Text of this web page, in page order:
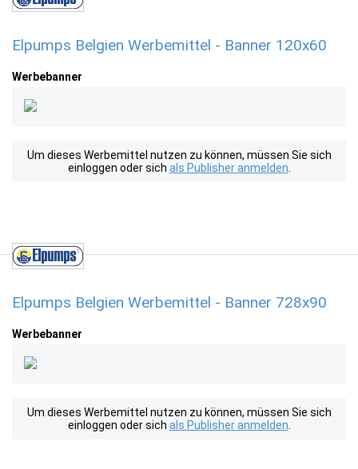
Elpumps Belgien Werbemittel - Banner 120x60
Werbebanner
Um dieses Werbemittel nutzen zu können, müssen Sie sich
einloggen oder sich als Publisher anmelden
Elpumps Belgien Werbemittel - Banner 728x90
Werbebanner
Um dieses Werbemittel nutzen zu können, müssen Sie sich
einloggen oder sich als Publisher anmelden